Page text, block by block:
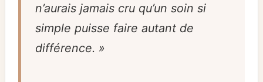
n’aurais jamais cru qu’un soin si
simple puisse faire autant de
différence. »